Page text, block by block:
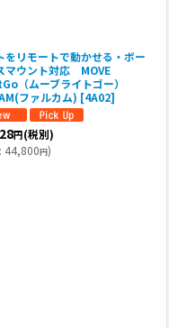
をリモートで動かせる・ボー
マウント対応 MOVE
（ムーブライトゴー）
ファルカム) [4A02]
円(税別)
: 44,800円)